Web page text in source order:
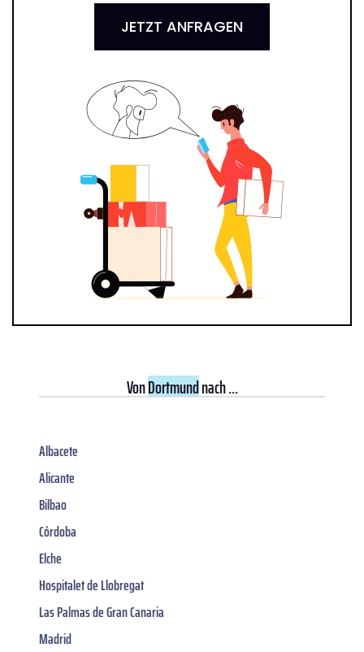
JETZT ANFRAGEN
VonDortmundnach ...
Albacete
Alicante
Bilbao
Córdoba
Elche
Hospitalet de Llobregat
Las Palmas de Gran Canaria
Madrid